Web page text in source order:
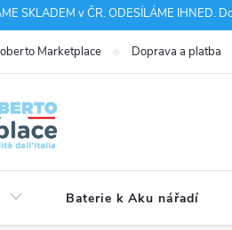
SKLADEM v ČR. ODESÍLÁME IHNED.
Marketplace Doprava a platba
Baterie k Aku nářadí